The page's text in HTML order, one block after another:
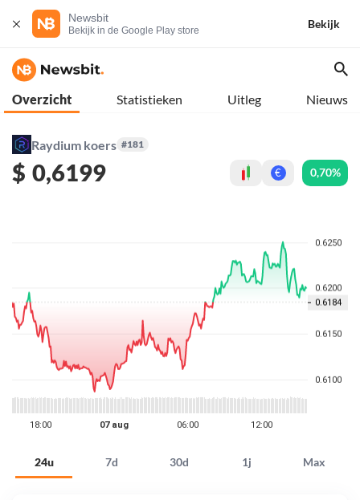
Newsbit
Bekijk in de Google Play store
Bekijk
Overzicht Statistieken Uitleg Nieuws
Raydium koers #181
$ 0,6199 € 0,70%
24u 7d 30d 1j Max